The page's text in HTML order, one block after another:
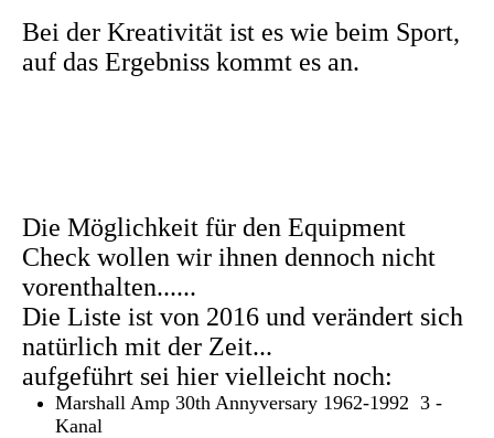
Bei der Kreativität ist es wie beim Sport,
auf das Ergebniss kommt es an.
Die Möglichkeit für den Equipment
Check wollen wir ihnen dennoch nicht
vorenthalten......
Die Liste ist von 2016 und verändert sich
natürlich mit der Zeit...
aufgeführt sei hier vielleicht noch:
Marshall Amp 30th Annyversary 1962-1992 3 -
Kanal